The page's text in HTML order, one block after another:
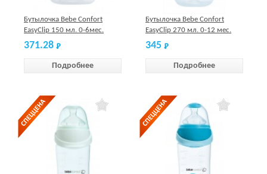
Бутылочка Bebe Confort
EasyClip 150 мл. 0-6мес.
голубая, силикон, S1
371.28
Подробнее
Бутылочка Bebe Confort
EasyClip 270 мл. 0-12 мес.
белая, силикон, S1
345
Подробнее